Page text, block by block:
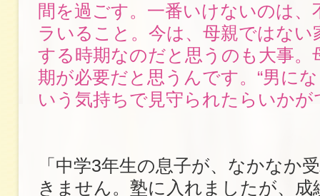
間を過ごす。一番いけないのは、
ラいること。今は、母親ではない
する時期なのだと思うのも大事。
期が必要だと思うんです。“男に
いう気持ちで見守られたらいか
「中学3年生の息子が、なかなか
きません。塾に入れましたが、成